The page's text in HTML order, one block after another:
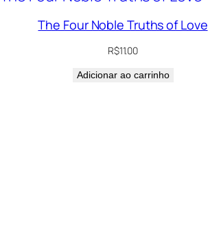
The Four Noble Truths of Love
R$11.00
Adicionar ao carrinho